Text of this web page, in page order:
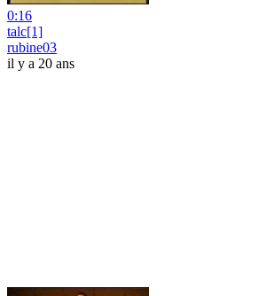
0:16
talc[1]
rubine03
il y a 20 ans